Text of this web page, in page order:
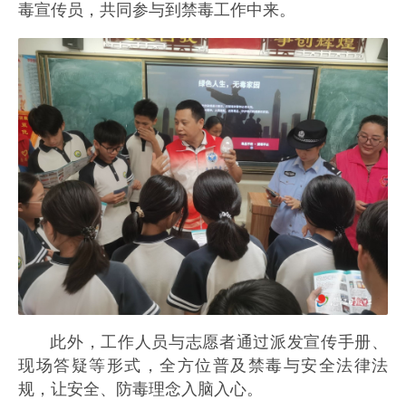
毒宣传员，共同参与到禁毒工作中来。
此外，工作人员与志愿者通过派发宣传手册、
现场答疑等形式，全方位普及禁毒与安全法律法
规，让安全、防毒理念入脑入心。